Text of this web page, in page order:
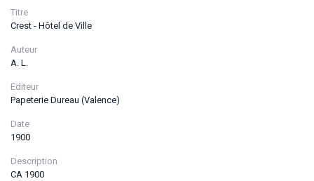
Titre
Crest - Hôtel de Ville
Auteur
A. L.
Editeur
Papeterie Dureau (Valence)
Date
1900
Description
CA 1900